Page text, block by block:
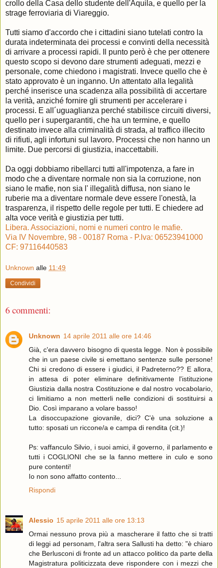
crollo della Casa dello studente dell'Aquila, e quello per la
strage ferroviaria di Viareggio.
Tutti siamo d'accordo che i cittadini siano tutelati contro la
durata indeterminata dei processi e convinti della necessità
di arrivare a processi rapidi. Il punto però è che per ottenere
questo scopo si devono dare strumenti adeguati, mezzi e
personale, come chiedono i magistrati. Invece quello che è
stato approvato è un inganno. Un attentato alla legalità
perché inserisce una scadenza alla possibilità di accertare
la verità, anziché fornire gli strumenti per accelerare i
processi. E all´uguaglianza perché stabilisce circuiti diversi,
quello per i supergarantiti, che ha un termine, e quello
destinato invece alla criminalità di strada, al traffico illecito
di rifiuti, agli infortuni sul lavoro. Processi che non hanno un
limite. Due percorsi di giustizia, inaccettabili.
Da oggi dobbiamo ribellarci tutti all'impotenza, a fare in
modo che a diventare normale non sia la corruzione, non
siano le mafie, non sia l' illegalità diffusa, non siano le
ruberie ma a diventare normale deve essere l'onestà, la
trasparenza, il rispetto delle regole per tutti. E chiedere ad
alta voce verità e giustizia per tutti.
Libera. Associazioni, nomi e numeri contro le mafie.
Via IV Novembre, 98 - 00187 Roma - P.Iva: 06523941000
CF: 97116440583
Unknown alle 11:49
Condividi
6 commenti:
Unknown 14 aprile 2011 alle ore 14:46
Già, c'era davvero bisogno di questa legge. Non è possibile
che in un paese civile si emettano sentenze sulle persone!
Chi si credono di essere i giudici, il Padreterno?? E allora,
in attesa di poter eliminare definitivamente l'istituzione
Giustizia dalla nostra Costituzione e dal nostro vocabolario,
ci limitiamo a non metterli nelle condizioni di sostituirsi a
Dio. Così imparano a volare basso!
La disoccupazione giovanile, dici? C'è una soluzione a
tutto: sposati un riccone/a e campa di rendita (cit.)!
Ps: vaffanculo Silvio, i suoi amici, il governo, il parlamento e
tutti i COGLIONI che se la fanno mettere in culo e sono
pure contenti!
Io non sono affatto contento...
Rispondi
Alessio 15 aprile 2011 alle ore 13:13
Ormai nessuno prova più a mascherare il fatto che si tratti
di leggi ad personam, l'altra sera Sallusti ha detto: "è chiaro
che Berlusconi di fronte ad un attacco politico da parte della
Magistratura politicizzata deve rispondere con i mezzi che